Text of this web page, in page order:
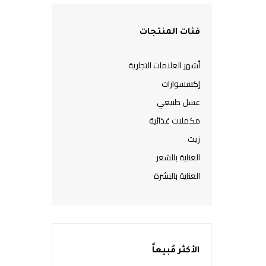
فئات المنتجات
أشهر العلامات التجارية
إكسسوارات
عسل طبيعي
مكملات غذائية
زيت
العناية بالشعر
العناية بالبشرة
الأكثر مُبيعاً